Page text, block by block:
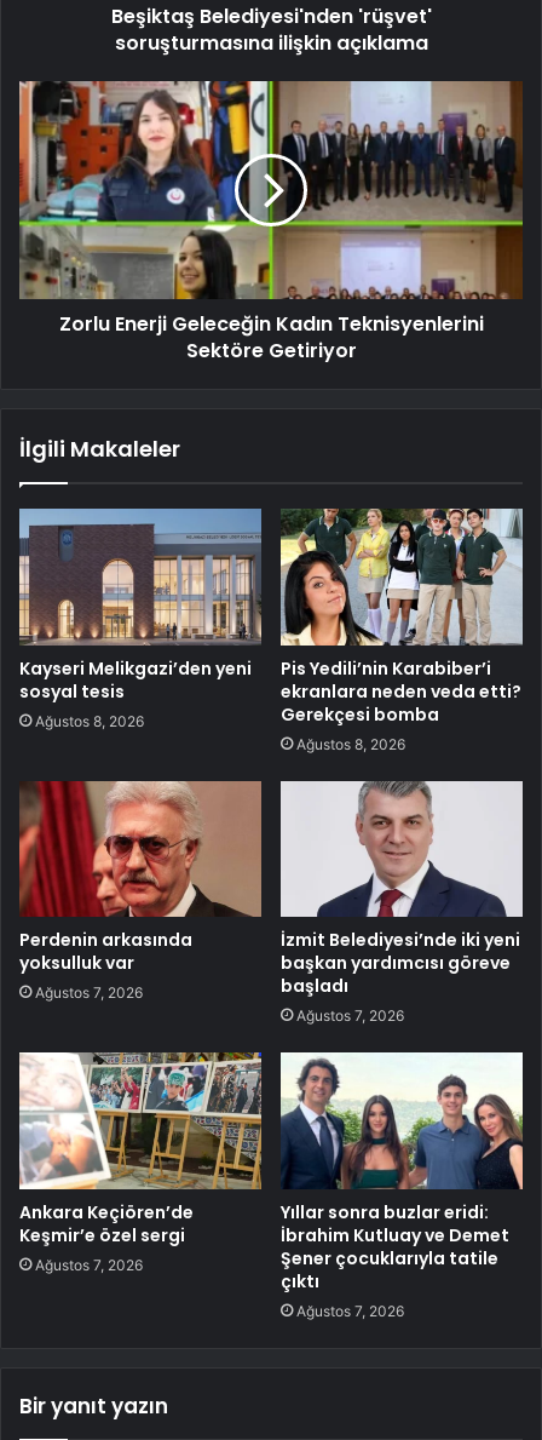
Beşiktaş Belediyesi'nden 'rüşvet'
soruşturmasına ilişkin açıklama
Zorlu Enerji Geleceğin Kadın Teknisyenlerini
Sektöre Getiriyor
İlgili Makaleler
Kayseri Melikgazi’den yeni
sosyal tesis
Ağustos 8, 2026
Pis Yedili’nin Karabiber’i
ekranlara neden veda etti?
Gerekçesi bomba
Ağustos 8, 2026
Perdenin arkasında
yoksulluk var
Ağustos 7, 2026
İzmit Belediyesi’nde iki yeni
başkan yardımcısı göreve
başladı
Ağustos 7, 2026
Ankara Keçiören’de
Keşmir’e özel sergi
Ağustos 7, 2026
Yıllar sonra buzlar eridi:
İbrahim Kutluay ve Demet
Şener çocuklarıyla tatile
çıktı
Ağustos 7, 2026
Bir yanıt yazın